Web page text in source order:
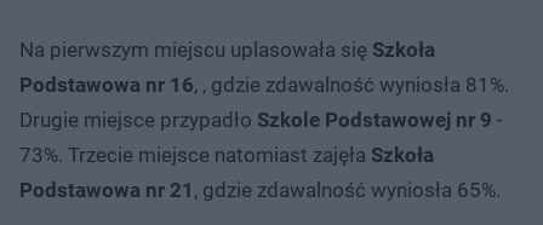
Na pierwszym miejscu uplasowała się Szkoła
Podstawowa nr 16, , gdzie zdawalność wyniosła 81%.
Drugie miejsce przypadło Szkole Podstawowej nr 9 -
73%. Trzecie miejsce natomiast zajęła Szkoła
Podstawowa nr 21 , gdzie zdawalność wyniosła 65%.